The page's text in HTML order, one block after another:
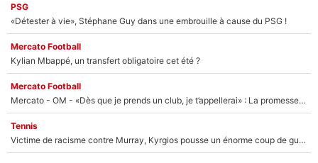
PSG
«Détester à vie», Stéphane Guy dans une embrouille à cause du PSG !
Mercato Football
Kylian Mbappé, un transfert obligatoire cet été ?
Mercato Football
Mercato - OM - «Dès que je prends un club, je t’appellerai» : La promesse de Marcelino au moment de claquer la porte
Tennis
Victime de racisme contre Murray, Kyrgios pousse un énorme coup de gueule !